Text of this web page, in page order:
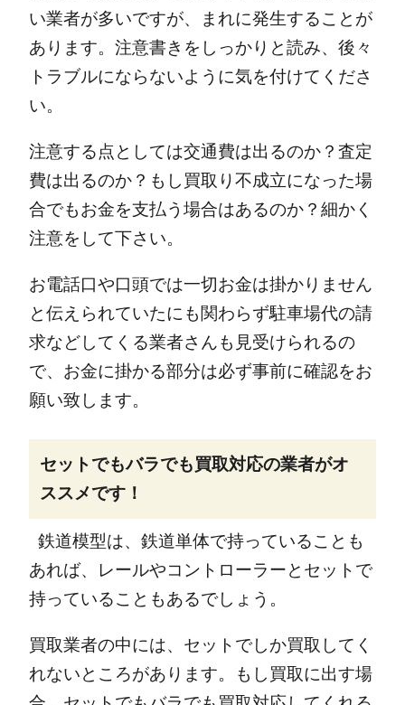
い業者が多いですが、まれに発生することが
あります。注意書きをしっかりと読み、後々
トラブルにならないように気を付けてくださ
い。
注意する点としては交通費は出るのか？査定
費は出るのか？もし買取り不成立になった場
合でもお金を支払う場合はあるのか？細かく
注意をして下さい。
お電話口や口頭では一切お金は掛かりません
と伝えられていたにも関わらず駐車場代の請
求などしてくる業者さんも見受けられるの
で、お金に掛かる部分は必ず事前に確認をお
願い致します。
セットでもバラでも買取対応の業者がオ
ススメです！
鉄道模型は、鉄道単体で持っていることも
あれば、レールやコントローラーとセットで
持っていることもあるでしょう。
買取業者の中には、セットでしか買取してく
れないところがあります。
もし買取に出す場